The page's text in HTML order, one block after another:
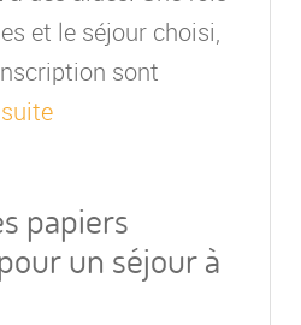
et le séjour choisi,
sont
papiers
un séjour à